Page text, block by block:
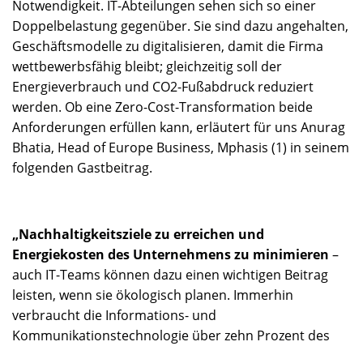
Notwendigkeit. IT-Abteilungen sehen sich so einer
Doppelbelastung gegenüber. Sie sind dazu angehalten,
Geschäftsmodelle zu digitalisieren, damit die Firma
wettbewerbsfähig bleibt; gleichzeitig soll der
Energieverbrauch und CO2-Fußabdruck reduziert
werden. Ob eine Zero-Cost-Transformation beide
Anforderungen erfüllen kann, erläutert für uns Anurag
Bhatia, Head of Europe Business, Mphasis (1) in seinem
folgenden Gastbeitrag.
„Nachhaltigkeitsziele zu erreichen und
Energiekosten des Unternehmens zu minimieren –
auch IT-Teams können dazu einen wichtigen Beitrag
leisten, wenn sie ökologisch planen. Immerhin
verbraucht die Informations- und
Kommunikationstechnologie über zehn Prozent des